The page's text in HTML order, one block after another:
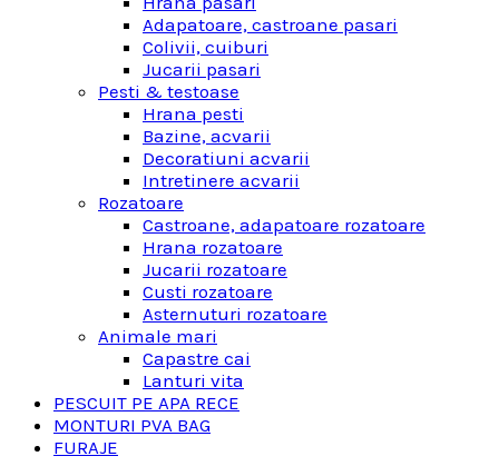
Adapatoare, castroane pasari
Colivii, cuiburi
Jucarii pasari
Pesti & testoase
Hrana pesti
Bazine, acvarii
Decoratiuni acvarii
Intretinere acvarii
Rozatoare
Castroane, adapatoare rozatoare
Hrana rozatoare
Jucarii rozatoare
Custi rozatoare
Asternuturi rozatoare
Animale mari
Capastre cai
Lanturi vita
PESCUIT PE APA RECE
MONTURI PVA BAG
FURAJE